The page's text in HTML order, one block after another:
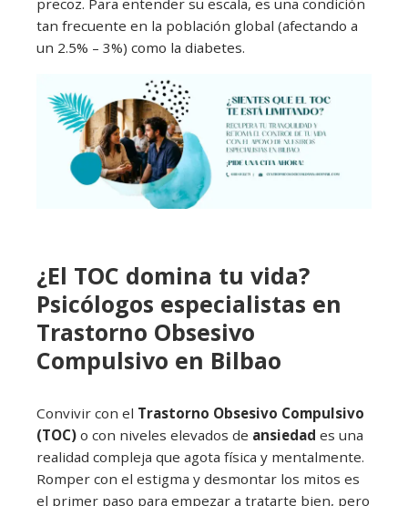
precoz. Para entender su escala, es una condición
tan frecuente en la población global (afectando a
un 2.5% – 3%) como la diabetes.
¿El TOC domina tu vida?
Psicólogos especialistas en
Trastorno Obsesivo
Compulsivo en Bilbao
Convivir con el Trastorno Obsesivo Compulsivo
(TOC) o con niveles elevados de ansiedad es una
realidad compleja que agota física y mentalmente.
Romper con el estigma y desmontar los mitos es
el primer paso para empezar a tratarte bien, pero